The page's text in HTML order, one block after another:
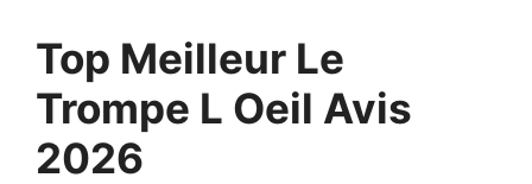
Top Meilleur Le
Trompe L Oeil Avis
2026